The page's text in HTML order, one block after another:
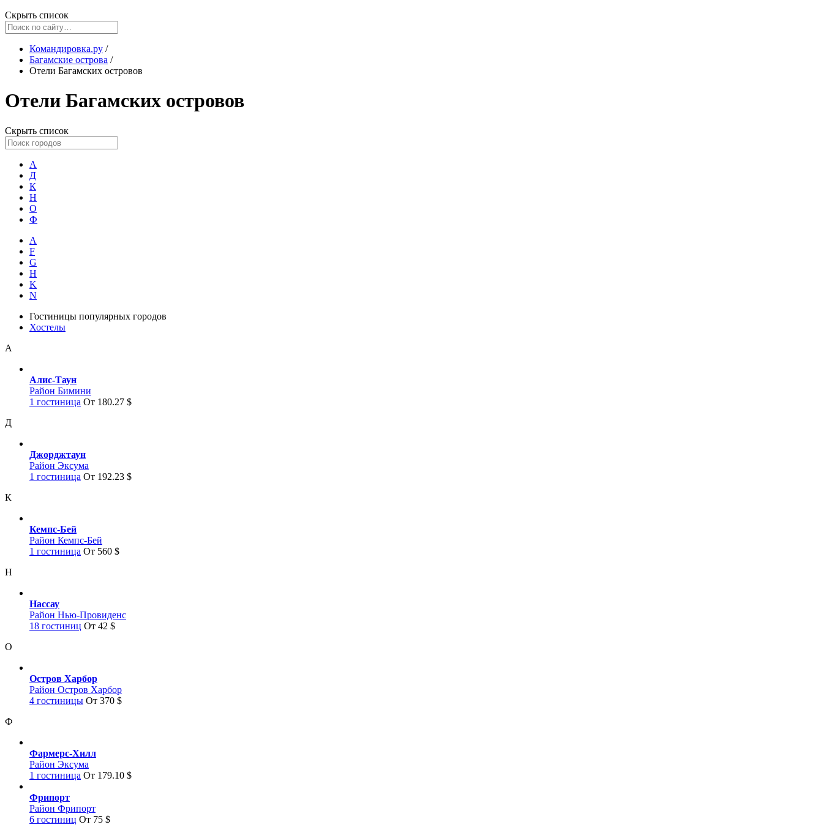
Скрыть список
Командировка.ру /
Багамские острова /
Отели Багамских островов
Отели Багамских островов
Скрыть список
А
Д
К
Н
О
Ф
A
F
G
H
K
N
Гостиницы популярных городов
Хостелы
А
Алис-Таун
Район Бимини
1 гостиница От 180.27 $
Д
Джорджтаун
Район Эксума
1 гостиница От 192.23 $
К
Кемпс-Бей
Район Кемпс-Бей
1 гостиница От 560 $
Н
Нассау
Район Нью-Провиденс
18 гостиниц От 42 $
О
Остров Харбор
Район Остров Харбор
4 гостиницы От 370 $
Ф
Фармерс-Хилл
Район Эксума
1 гостиница От 179.10 $
Фрипорт
Район Фрипорт
6 гостиниц От 75 $